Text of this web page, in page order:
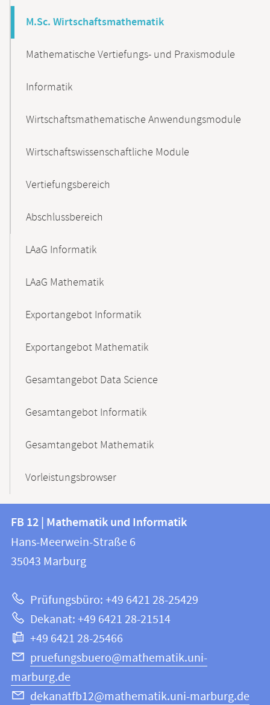
M.Sc. Wirtschaftsmathematik
Mathematische Vertiefungs- und Praxismodule
Informatik
Wirtschaftsmathematische Anwendungsmodule
Wirtschaftswissenschaftliche Module
Vertiefungsbereich
Abschlussbereich
LAaG Informatik
LAaG Mathematik
Exportangebot Informatik
Exportangebot Mathematik
Gesamtangebot Data Science
Gesamtangebot Informatik
Gesamtangebot Mathematik
Vorleistungsbrowser
Kontakt
und
Informationen
Website
FB
12
|
und
Informatik
FB 12 | Mathematik und Informatik
Hans-Meerwein-Straße 6
35043 Marburg
Prüfungsbüro: +49 6421 28-25429
Dekanat: +49 6421 28-21514
+49 6421 28-25466
pruefungsbuero@mathematik.uni-
marburg.de
dekanatfb12@mathematik.uni-marburg.de